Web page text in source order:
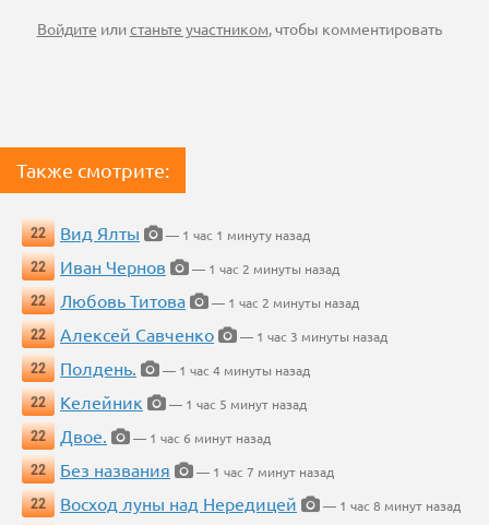
Войдите илистаньте участником, чтобы комментировать
Также смотрите:
22 Вид Ялты
— 1 час 1 минуту назад
22
Иван Чернов
— 1 час 2 минуты назад
22
Любовь Титова
— 1 час 2 минуты назад
22
Алексей Савченко
— 1 час 3 минуты назад
22
Полдень.
— 1 час 4 минуты назад
22
Келейник
— 1 час 5 минут назад
22
Двое.
— 1 час 6 минут назад
22
Без названия
— 1 час 7 минут назад
22
Восход луны над Нередицей
— 1 час 8 минут назад